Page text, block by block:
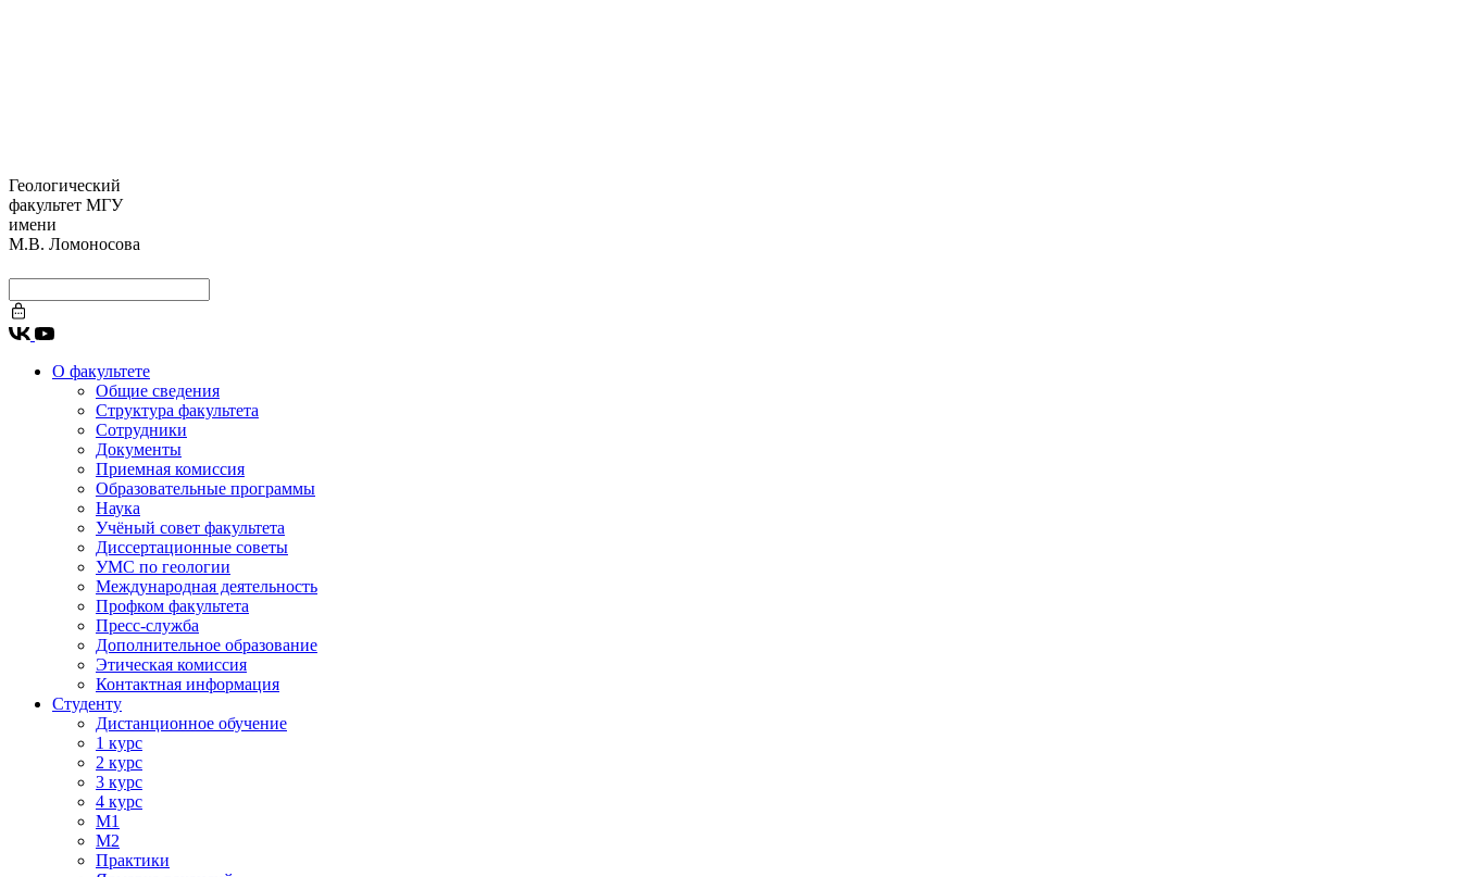
Геологический
факультет МГУ
имени
М.В. Ломоносова
О факультете
Общие сведения
Структура факультета
Сотрудники
Документы
Приемная комиссия
Образовательные программы
Наука
Учёный совет факультета
Диссертационные советы
УМС по геологии
Международная деятельность
Профком факультета
Пресс-служба
Дополнительное образование
Этическая комиссия
Контактная информация
Студенту
Дистанционное обучение
1 курс
2 курс
3 курс
4 курс
М1
М2
Практики